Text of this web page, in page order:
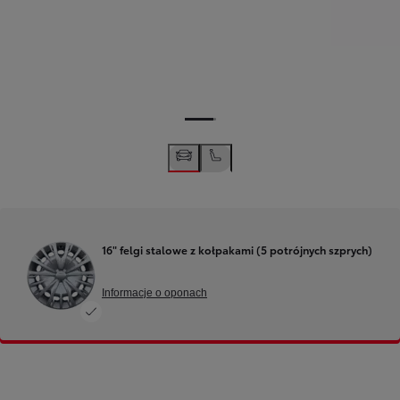
16" felgi stalowe z kołpakami (5 potrójnych szprych)
Informacje o oponach